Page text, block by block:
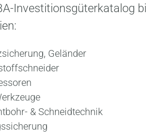
Investitionsgüterkatalog
Geländer
& Schneidtechnik